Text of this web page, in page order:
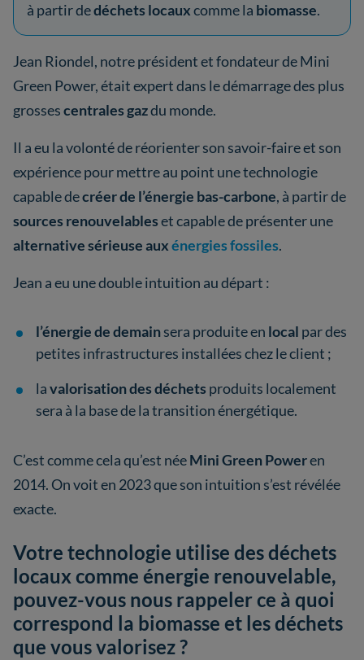
à partir dedéchets locauxcomme la biomasse.
Jean Riondel, notre président et fondateur de Mini
Green Power, était expert dans le démarrage des plus
grossescentrales gazdu monde.
Il a eu la volonté de réorienter son savoir-faire et son
expérience pour mettre au point une technologie
capable decréer de l’énergie bas-carbone, à partir de
sources renouvelableset capable de présenter une
alternative sérieuse auxénergies fossiles.
Jean a eu une double intuition au départ :
l’énergie de demainsera produite en local par des
petites infrastructures installées chez le client ;
lavalorisation des déchets produits localement
sera à la base de la transition énergétique.
C’est comme cela qu’est néeMini Green Poweren
2014. On voit en 2023 que son intuition s’est révélée
exacte.
Votre technologie utilise des déchets
locaux comme énergie renouvelable,
pouvez-vous nous rappeler ce à quoi
correspond la biomasse et les déchets
que vous valorisez ?